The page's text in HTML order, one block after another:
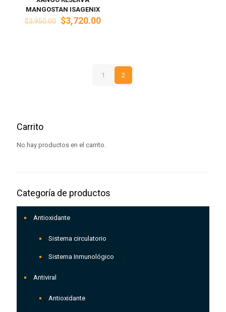
MANGOSTAN ISAGENIX
$3,950.00 El
$3,720.00El
1 2
Carrito
No hay productos en el carrito.
Categoría de productos
Antioxidante
Sistema circulatorio
Sistema Inmunológico
Antiviral
Antioxidante